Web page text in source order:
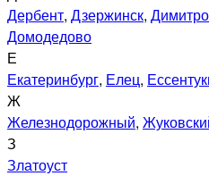
Дербент, Дзержинск,
Домодедово
Е
Екатеринбург, Елец,
Ж
Железнодорожный,
З
Златоуст